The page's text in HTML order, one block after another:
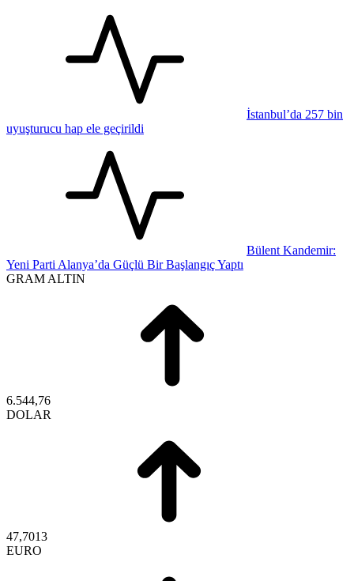
İstanbul’da 257 bin
uyuşturucu hap ele geçirildi
Bülent Kandemir:
Yeni Parti Alanya’da Güçlü Bir Başlangıç Yaptı
GRAM ALTIN
6.544,76
DOLAR
47,7013
EURO